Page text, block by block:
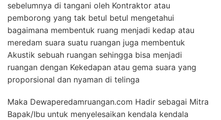
sebelumnya di tangani oleh Kontraktor atau
pemborong yang tak betul betul mengetahui
bagaimana membentuk ruang menjadi kedap atau
meredam suara suatu ruangan juga membentuk
Akustik sebuah ruangan sehingga bisa menjadi
ruangan dengan Kekedapan atau gema suara yang
proporsional dan nyaman di telinga
Maka Dewaperedamruangan.com Hadir sebagai Mitra
Bapak/Ibu untuk menyelesaikan kendala kendala